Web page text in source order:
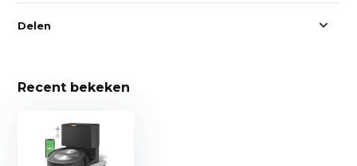
Delen
Recent bekeken